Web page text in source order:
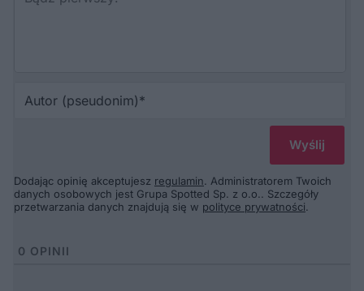
Dodając opinię akceptujesz regulamin. Administratorem Twoich
danych osobowych jest Grupa Spotted Sp. z o.o.. Szczegóły
przetwarzania danych znajdują się w polityce prywatności.
0 OPINII